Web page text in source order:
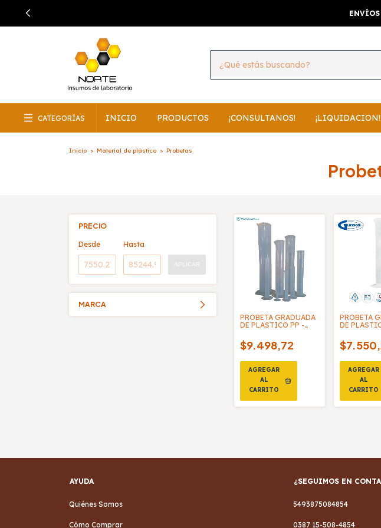
CATEGORÍAS INICIO PRODUCTOS ¡CONSULTANOS! ¡LIQUIDACION!
Inicio > Material de plástico > Probetas
PRECIO
Desde Hasta
MARCA
PROBETA GRADUADA
DE PLASTICO PP -
$9.498,72
PROBETA
DE
AYUDA
Quiénes Somos
Cómo Comprar
¿SEGUIMOS EN
5493875084854
0387 15-508-4854